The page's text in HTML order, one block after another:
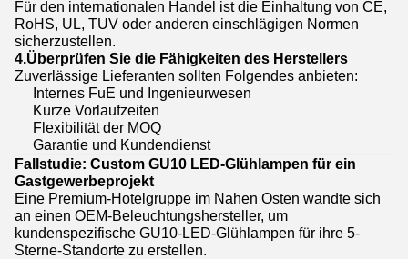
Für den internationalen Handel ist die Einhaltung von CE,
RoHS, UL, TUV oder anderen einschlägigen Normen
sicherzustellen.
4.Überprüfen Sie die Fähigkeiten des Herstellers
Zuverlässige Lieferanten sollten Folgendes anbieten:
Internes FuE und Ingenieurwesen
Kurze Vorlaufzeiten
Flexibilität der MOQ
Garantie und Kundendienst
Fallstudie: Custom GU10 LED-Glühlampen für ein
Gastgewerbeprojekt
Eine Premium-Hotelgruppe im Nahen Osten wandte sich
an einen OEM-Beleuchtungshersteller, um
kundenspezifische GU10-LED-Glühlampen für ihre 5-
Sterne-Standorte zu erstellen.